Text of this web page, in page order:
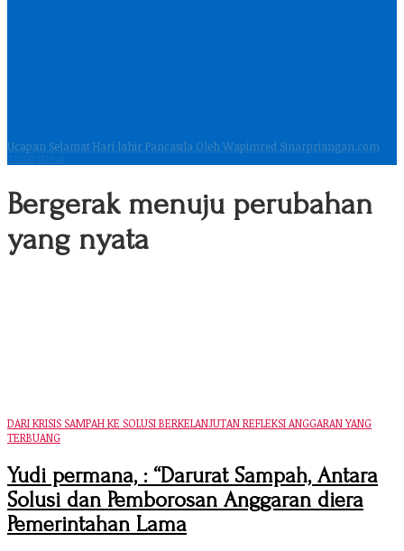
Ucapan Selamat Hari lahir Pancasila Oleh Wapimred Sinarpriangan.com
22202 Dilihat
Bergerak menuju perubahan
yang nyata
DARI KRISIS SAMPAH KE SOLUSI BERKELANJUTAN REFLEKSI ANGGARAN YANG
TERBUANG
Yudi permana, : “Darurat Sampah, Antara
Solusi dan Pemborosan Anggaran diera
Pemerintahan Lama